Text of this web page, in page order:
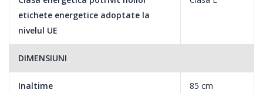
etichete energetice adoptate la
nivelul UE
DIMENSIUNI
Inaltime 85 cm